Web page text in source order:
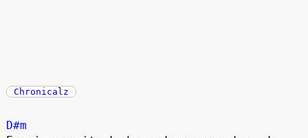
Chronicalz
D#m